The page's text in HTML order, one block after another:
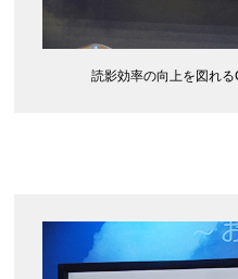
読影効率の向上を図れ